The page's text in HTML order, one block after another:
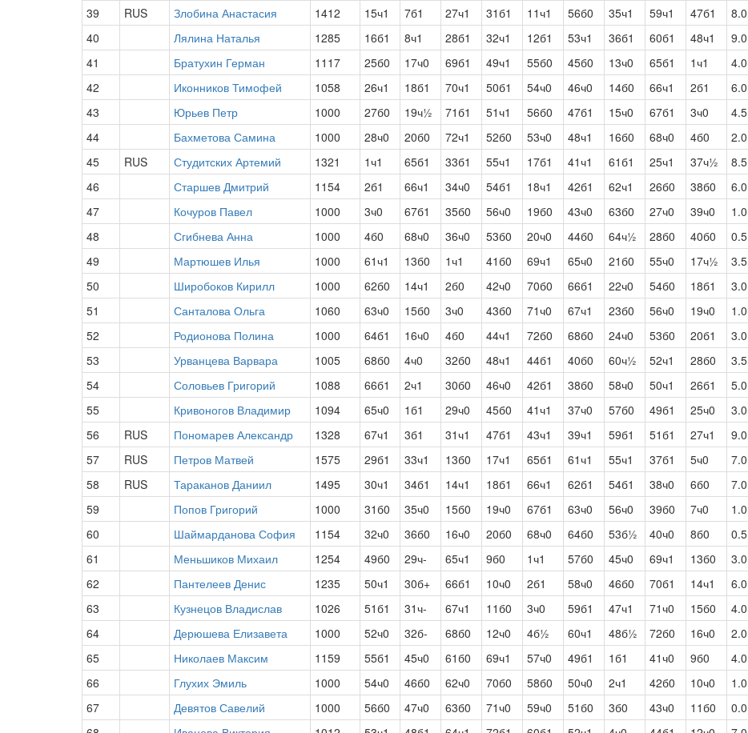
39
RUS Злобина Анастасия 1412 15ч1 7б1 27ч1 31б1 11ч1 56б0 35ч1 59ч1 47б1 8.0
40
Лялина Наталья 1285 16б1 8ч1 28б1 32ч1 12б1 53ч1 36б1 60б1 48ч1 9.0
41
Братухин Герман 1117 25б0 17ч0 69б1 49ч1 55б0 45б0 13ч0 65б1 1ч1 4.0
42
Иконников Тимофей 1058 26ч1 18б1 70ч1 50б1 54ч0 46ч0 14б0 66ч1 2б1 6.0
43
Юрьев Петр 1000 27б0 19ч½ 71б1 51ч1 56б0 47б1 15ч0 67б1 3ч0 4.5
44
Бахметова Самина 1000 28ч0 20б0 72ч1 52б0 53ч0 48ч1 16б0 68ч0 4б0 2.0
45
RUS Студитских Артемий 1321 1ч1 65б1 33б1 55ч1 17б1 41ч1 61б1 25ч1 37ч½ 8.5
46
Старшев Дмитрий 1154 2б1 66ч1 34ч0 54б1 18ч1 42б1 62ч1 26б0 38б0 6.0
47
Кочуров Павел 1000 3ч0 67б1 35б0 56ч0 19б0 43ч0 63б0 27ч0 39ч0 1.0
48
Сгибнева Анна 1000 4б0 68ч0 36ч0 53б0 20ч0 44б0 64ч½ 28б0 40б0 0.5
49
Мартюшев Илья 1000 61ч1 13б0 1ч1 41б0 69ч1 65ч0 21б0 55ч0 17ч½ 3.5
50
Широбоков Кирилл 1000 62б0 14ч1 2б0 42ч0 70б0 66б1 22ч0 54б0 18б1 3.0
51
Санталова Ольга 1060 63ч0 15б0 3ч0 43б0 71ч0 67ч1 23б0 56ч0 19ч0 1.0
52
Родионова Полина 1000 64б1 16ч0 4б0 44ч1 72б0 68б0 24ч0 53б0 20б1 3.0
53
Урванцева Варвара 1005 68б0 4ч0 32б0 48ч1 44б1 40б0 60ч½ 52ч1 28б0 3.5
54
Соловьев Григорий 1088 66б1 2ч1 30б0 46ч0 42б1 38б0 58ч0 50ч1 26б1 5.0
55
Кривоногов Владимир 1094 65ч0 1б1 29ч0 45б0 41ч1 37ч0 57б0 49б1 25ч0 3.0
56
RUS Пономарев Александр 1328 67ч1 3б1 31ч1 47б1 43ч1 39ч1 59б1 51б1 27ч1 9.0
57
RUS Петров Матвей 1575 29б1 33ч1 13б0 17ч1 65б1 61ч1 55ч1 37б1 5ч0 7.0
58
RUS Тараканов Даниил 1495 30ч1 34б1 14ч1 18б1 66ч1 62б1 54б1 38ч0 6б0 7.0
59
Попов Григорий 1000 31б0 35ч0 15б0 19ч0 67б1 63ч0 56ч0 39б0 7ч0 1.0
60
Шаймарданова София 1154 32ч0 36б0 16ч0 20б0 68ч0 64б0 53б½ 40ч0 8б0 0.5
61
Меньшиков Михаил 1254 49б0 29ч- 65ч1 9б0 1ч1 57б0 45ч0 69ч1 13б0 3.0
62
Пантелеев Денис 1235 50ч1 30б+ 66б1 10ч0 2б1 58ч0 46б0 70б1 14ч1 6.0
63
Кузнецов Владислав 1026 51б1 31ч- 67ч1 11б0 3ч0 59б1 47ч1 71ч0 15б0 4.0
64
Дерюшева Елизавета 1000 52ч0 32б- 68б0 12ч0 4б½ 60ч1 48б½ 72б0 16ч0 2.0
65
Николаев Максим 1159 55б1 45ч0 61б0 69ч1 57ч0 49б1 1б1 41ч0 9б0 4.0
66
Глухих Эмиль 1000 54ч0 46б0 62ч0 70б0 58б0 50ч0 2ч1 42б0 10ч0 1.0
67
Девятов Савелий 1000 56б0 47ч0 63б0 71ч0 59ч0 51б0 3б0 43ч0 11б0 0.0